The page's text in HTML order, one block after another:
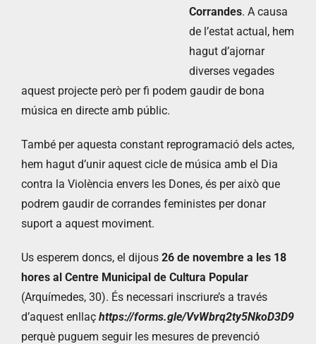
Corrandes. A causa
de l’estat actual, hem
hagut d’ajornar
diverses vegades
aquest projecte però per fi podem gaudir de bona
música en directe amb públic.
També per aquesta constant reprogramació dels actes,
hem hagut d’unir aquest cicle de música amb el Dia
contra la Violència envers les Dones, és per això que
podrem gaudir de corrandes feministes per donar
suport a aquest moviment.
Us esperem doncs, el dijous 26 de novembre a les 18
hores al Centre Municipal de Cultura Popular
(Arquímedes, 30). És necessari inscriure’s a través
d’aquest enllaç https://forms.gle/VvWbrq2ty5NkoD3D9
perquè puguem seguir les mesures de prevenció